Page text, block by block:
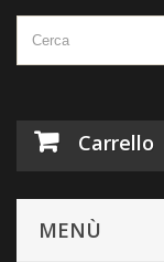
Carrello
MENÙ